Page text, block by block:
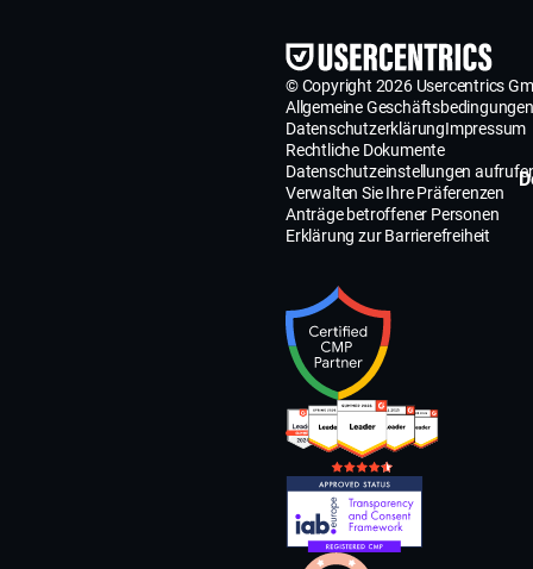
© Copyright 2026 Usercentrics
Allgemeine Geschäftsbedingungen
DatenschutzerklärungImpressum
Rechtliche Dokumente
Datenschutzeinstellungen
Verwalten Sie Ihre Präferenzen
Anträge betroffener Personen
Erklärung zur Barrierefreiheit